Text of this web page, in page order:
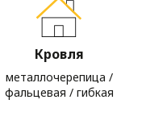
Кровля
металлочерепица /
фальцевая / гибкая